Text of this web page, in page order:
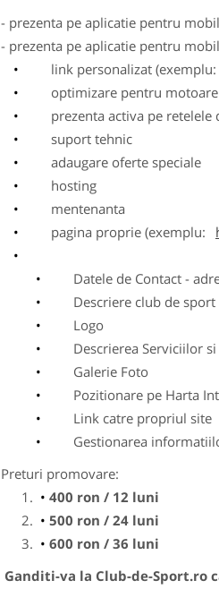
- prezenta pe aplicatie pentru
- prezenta pe aplicatie pentru
link personalizat (exemplu:
optimizare pentru motoare
prezenta activa pe retelele
suport tehnic
adaugare oferte speciale
hosting
mentenanta
pagina proprie (exemplu:
Datele de Contact -
Descriere club de sport
Logo
Descrierea Serviciilor si
Galerie Foto
Pozitionare pe Harta
Link catre propriul site
Gestionarea
Preturi promovare:
400 ron / 12 luni
500 ron / 24 luni
600 ron / 36 luni
Ganditi-va la Club-de-Sport.ro